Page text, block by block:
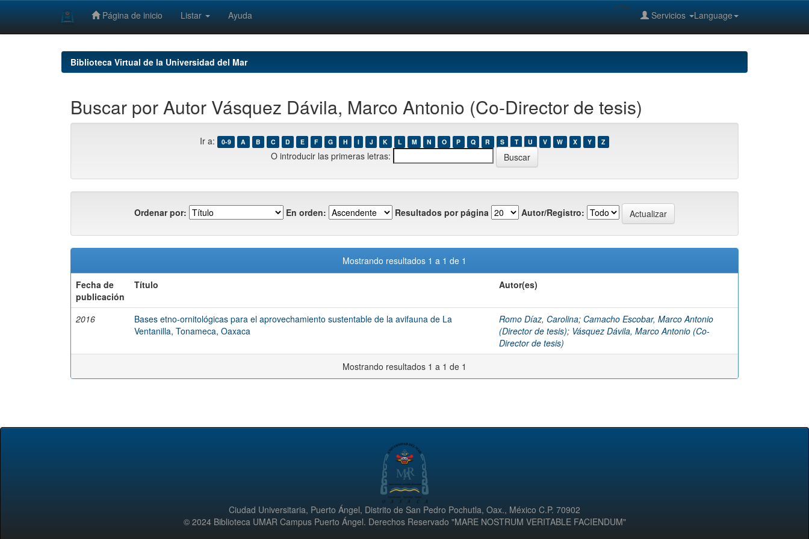
Página de inicio Listar Ayuda Language
Servicios
--%>
Biblioteca Virtual de la Universidad del Mar
Buscar por Autor Vásquez Dávila, Marco Antonio (Co-Director de tesis)
Ir a: 0-9 A B C D E F G H I J K L M N O P Q R S T U V W X Y Z
O introducir las primeras letras:
Ordenar por: En orden: Resultados por página Autor/Registro:
Mostrando resultados 1 a 1 de 1
Fecha de
publicación
Título Autor(es)
2016
Bases etno-ornitológicas para el aprovechamiento sustentable de la avifauna de La
Ventanilla, Tonameca, Oaxaca
Romo Díaz, Carolina; Camacho Escobar, Marco Antonio
(Director de tesis); Vásquez Dávila, Marco Antonio (Co-
Director de tesis)
Mostrando resultados 1 a 1 de 1
Ciudad Universitaria, Puerto Ángel, Distrito de San Pedro Pochutla, Oax., México C.P. 70902
© 2024 Biblioteca UMAR Campus Puerto Ángel. Derechos Reservado "MARE NOSTRUM VERITABLE FACIENDUM"